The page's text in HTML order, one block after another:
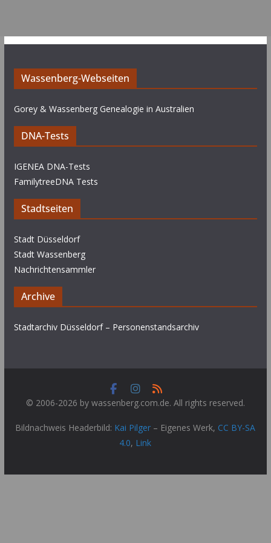
Wassenberg-Webseiten
Gorey & Wassenberg Genealogie in Australien
DNA-Tests
IGENEA DNA-Tests
FamilytreeDNA Tests
Stadtseiten
Stadt Düsseldorf
Stadt Wassenberg
Nachrichtensammler
Archive
Stadtarchiv Düsseldorf – Personenstandsarchiv
© 2006-2026 by wassenberg.com.de. All rights reserved.
Bildnachweis Headerbild: Kai Pilger – Eigenes Werk, CC BY-SA
4.0, Link